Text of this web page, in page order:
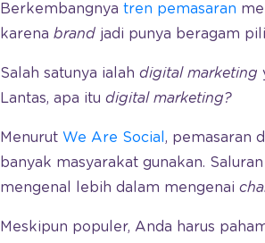
Berkembangnya tren pemasaran
karena brand jadi punya beragam
Salah satunya ialah digital marketing
Lantas, apa itu digital marketing?
Menurut We Are Social , pemasaran
banyak masyarakat gunakan.
mengenal lebih dalam mengenai
Meskipun populer, Anda harus